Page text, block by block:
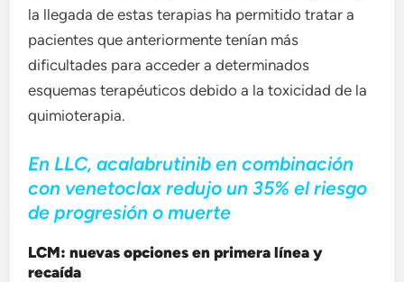
la llegada de estas terapias ha permitido tratar a
pacientes que anteriormente tenían más
dificultades para acceder a determinados
esquemas terapéuticos debido a la toxicidad de la
quimioterapia.
En LLC, acalabrutinib en combinación
con venetoclax redujo un 35% el riesgo
de progresión o muerte
LCM: nuevas opciones en primera línea y
recaída